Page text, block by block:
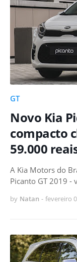
GT
Novo Kia
compacto
59.000
A Kia Motors do
Picanto GT 2019 -
by Natan - fevereiro